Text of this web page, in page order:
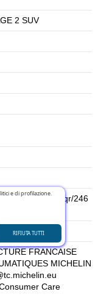
2 SUV
qr/246
FRANCAISE
MICHELIN
Care
e di profilazione.
RIFIUTA TUTTI